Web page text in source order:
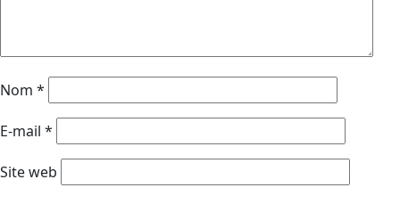
Nom *
E-mail *
Site web